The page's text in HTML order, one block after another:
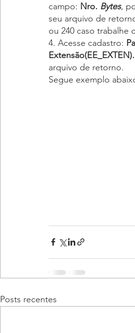
campo: Nro. Bytes,
seu arquivo de
ou 240 caso trabalhe
4. Acesse cadastro:
Extensão(EE_EXTEN).
arquivo de retorno.
Segue exemplo
Posts recentes